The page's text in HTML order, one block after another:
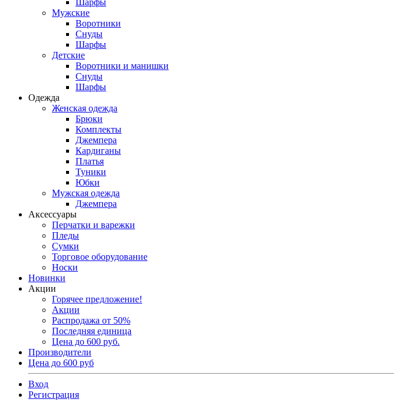
Шарфы
Мужские
Воротники
Снуды
Шарфы
Детские
Воротники и манишки
Снуды
Шарфы
Одежда
Женская одежда
Брюки
Комплекты
Джемпера
Кардиганы
Платья
Туники
Юбки
Мужская одежда
Джемпера
Аксессуары
Перчатки и варежки
Пледы
Сумки
Торговое оборудование
Носки
Новинки
Акции
Горячее предложение!
Акции
Распродажа от 50%
Последняя единица
Цена до 600 руб.
Производители
Цена до 600 руб
Вход
Регистрация